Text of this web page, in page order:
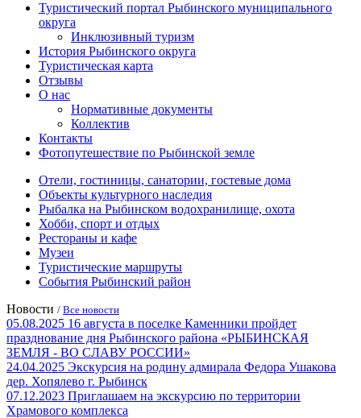
Туристический портал Рыбинского муниципального
округа
Инклюзивный туризм
История Рыбинского округа
Туристическая карта
Отзывы
О нас
Нормативные документы
Коллектив
Контакты
Фотопутешествие по Рыбинской земле
Отели, гостиницы, санатории, гостевые дома
Объекты культурного наследия
Рыбалка на Рыбинском водохранилище, охота
Хобби, спорт и отдых
Рестораны и кафе
Музеи
Туристические маршруты
События Рыбинский район
Новости / Все новости
05.08.2025 16 августа в поселке Каменники пройдет
празднование дня Рыбинского района «РЫБИНСКАЯ
ЗЕМЛЯ - ВО СЛАВУ РОССИИ»
24.04.2025 Экскурсия на родину адмирала Федора Ушакова
дер. Хопялево г. Рыбинск
07.12.2023 Приглашаем на экскурсию по территории
Храмового комплекса